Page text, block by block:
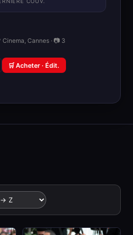
Cannes · 📷 3
🛒 Acheter · Édit.